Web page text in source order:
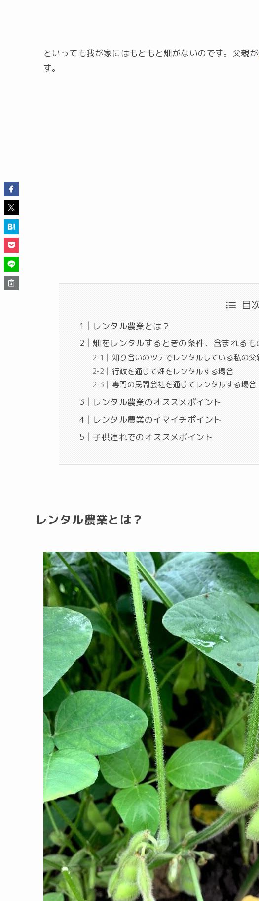
といっても我が家にはもともと畑がないのです。父親が
す。
目
レンタル農業とは？
畑をレンタルするときの条件、含まれるも
知り合いのツテでレンタルしている私の父
行政を通じて畑をレンタルする場合
専門の民間会社を通じてレンタルする場合
レンタル農業のオススメポイント
レンタル農業のイマイチポイント
子供連れでのオススメポイント
レンタル農業とは？